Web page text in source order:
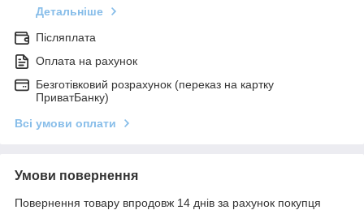
Детальніше
Післяплата
Оплата на рахунок
Безготівковий розрахунок (переказ на картку
ПриватБанку)
Всі умови оплати
Умови повернення
Повернення товару впродовж 14 днів за рахунок покупця